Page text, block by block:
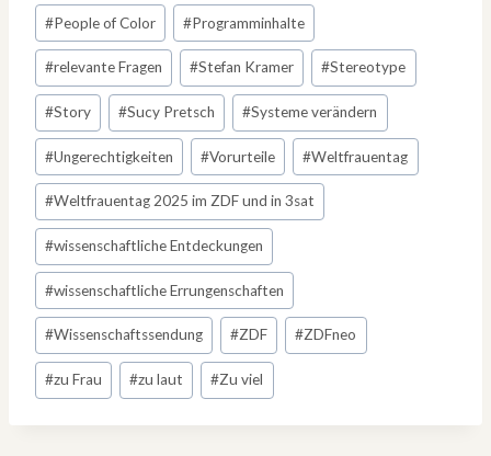
#People of Color #Programminhalte
#relevante Fragen #Stefan Kramer #Stereotype
#Story #Sucy Pretsch #Systeme verändern
#Ungerechtigkeiten #Vorurteile #Weltfrauentag
#Weltfrauentag 2025 im ZDF und in 3sat
#wissenschaftliche Entdeckungen
#wissenschaftliche Errungenschaften
#Wissenschaftssendung #ZDF #ZDFneo
#zu Frau #zu laut #Zu viel